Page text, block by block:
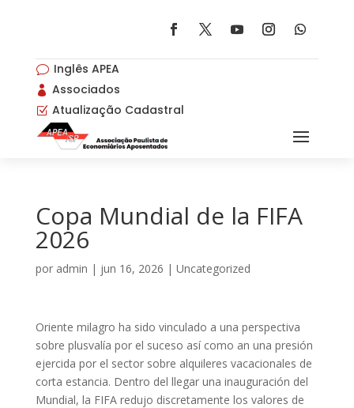
v Inglês APEA
 Associados
Z Atualização Cadastral
Copa Mundial de la FIFA
2026
por admin | jun 16, 2026 | Uncategorized
Oriente milagro ha sido vinculado a una perspectiva
sobre plusvalía por el suceso así­ como an una presión
ejercida por el sector sobre alquileres vacacionales de
corta estancia. Dentro del llegar una inauguración del
Mundial, la FIFA redujo discretamente los valores de